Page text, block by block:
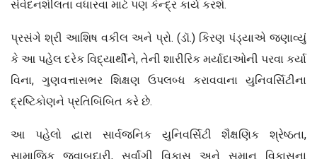
સંવેદનશીલતા વધારવા માટે પણ કેન્દ્ર કાર્ય કરશે.
પ્રસંગે શ્રી આશિષ વકીલ અને પ્રો. (ડૉ.) કિરણ પંડ્યાએ જણાવ્યું
કે આ પહેલ દરેક વિદ્યાર્થીને, તેની શારીરિક મર્યાદાઓની પરવા કર્યા
વિના, ગુણવત્તાસભર શિક્ષણ ઉપલબ્ધ કરાવવાના યુનિવર્સિટીના
દ્રષ્ટિકોણને પ્રતિબિંબિત કરે છે.
આ પહેલો દ્વારા સાર્વજનિક યુનિવર્સિટી શૈક્ષણિક શ્રેષ્ઠતા,
સામાજિક જવાબદારી, સર્વાંગી વિકાસ અને સમાન વિકાસના